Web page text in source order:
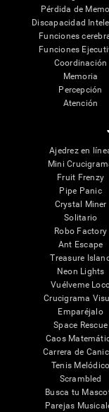
Pérdida de
Discapacidad
Funciones
Funciones
Coordinación
Memoria
Percepción
Atención
Ajedrez en
Mini
Fruit Frenzy
Pipe Panic
Crystal Miner
Solitario
Robo Factory
Ant Escape
Treasure Island
Neon Lights
Vuélveme
Crucigrama
Emparéjalo
Space Rescue
Caos
Carrera de
Tenis Melódico
Scrambled
Busca tu
Parejas